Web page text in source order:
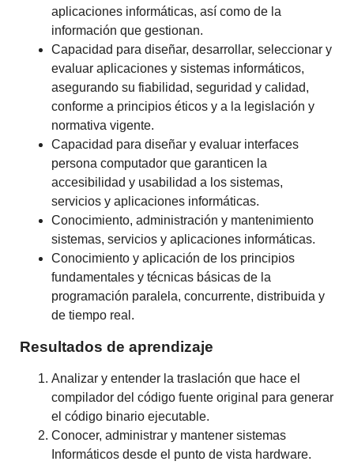
aplicaciones informáticas, así como de la
información que gestionan.
Capacidad para diseñar, desarrollar, seleccionar y
evaluar aplicaciones y sistemas informáticos,
asegurando su fiabilidad, seguridad y calidad,
conforme a principios éticos y a la legislación y
normativa vigente.
Capacidad para diseñar y evaluar interfaces
persona computador que garanticen la
accesibilidad y usabilidad a los sistemas,
servicios y aplicaciones informáticas.
Conocimiento, administración y mantenimiento
sistemas, servicios y aplicaciones informáticas.
Conocimiento y aplicación de los principios
fundamentales y técnicas básicas de la
programación paralela, concurrente, distribuida y
de tiempo real.
Resultados de aprendizaje
Analizar y entender la traslación que hace el
compilador del código fuente original para generar
el código binario ejecutable.
Conocer, administrar y mantener sistemas
Informáticos desde el punto de vista hardware.